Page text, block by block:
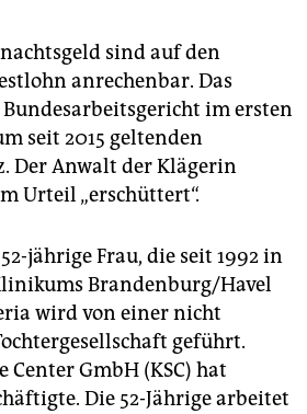
sind auf den
anrechenbar. Das
im ersten
seit 2015 geltenden
Der Anwalt der Klägerin
Urteil „erschüttert“.
jährige Frau, die seit 1992 in
Brandenburg/Havel
wird von einer nicht
geführt.
Center GmbH (KSC) hat
Die 52-Jährige arbeitet